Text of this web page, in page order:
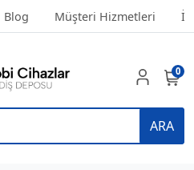
Blog Müşteri Hizmetleri
ARA
0